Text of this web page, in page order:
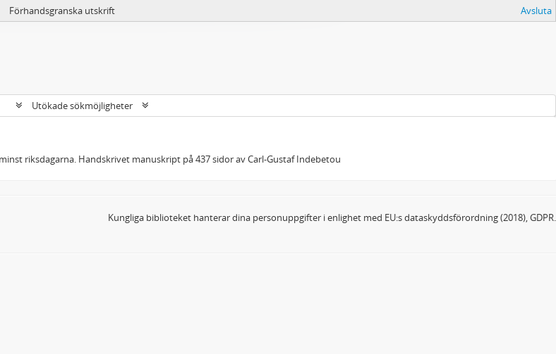
Förhandsgranska utskrift Avsluta
Utökade sökmöjligheter
riksdagarna. Handskrivet manuskript på 437 sidor av Carl-Gustaf Indebetou
Kungliga biblioteket hanterar dina personuppgifter i enlighet med EU:s dataskyddsförordning (2018), GDPR.